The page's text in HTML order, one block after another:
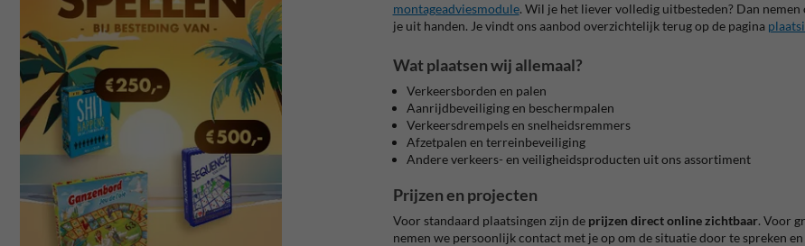
montageadviesmodule. Wil je het liever volledig uitbesteden? Dan
je uit handen. Je vindt ons aanbod overzichtelijk terug op de pagina
Wat plaatsen wij allemaal?
Verkeersborden en palen
Aanrijdbeveiliging en beschermpalen
Verkeersdrempels en snelheidsremmers
Afzetpalen en terreinbeveiliging
Andere verkeers- en veiligheidsproducten uit ons assortiment
Prijzen en projecten
Voor standaard plaatsingen zijn de prijzen direct online zichtbaar. Voor
nemen we persoonlijk contact met je op om de situatie door te spreken